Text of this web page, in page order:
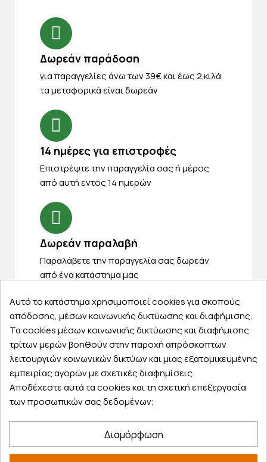
Δωρεάν παράδοση
για παραγγελίες άνω των 39€ και έως 2 κιλά
τα μεταφορικά είναι δωρεάν
14 ημέρες για επιστροφές
Eπιστρέψτε την παραγγελία σας ή μέρος
από αυτή εντός 14 ημερών
Δωρεάν παραλαβή
Παραλάβετε την παραγγελία σας δωρεάν
από ένα κατάστημα μας
Express αποστολές
Κάντε σήμερα την παραγγελία σας και
παραλάβετε αύριο στην πόρτα σας
Εξυπηρέτηση πελατών
Αυτό το κατάστημα χρησιμοποιεί cookies για σκοπούς
απόδοσης, μέσων κοινωνικής δικτύωσης και διαφήμισης.
Τα cookies μέσων κοινωνικής δικτύωσης και διαφήμισης
τρίτων μερών βοηθούν στην παροχή απρόσκοπτων
λειτουργιών κοινωνικών δικτύων και μιας εξατομικευμένης
εμπειρίας αγορών με σχετικές διαφημίσεις.
Αποδέχεστε αυτά τα cookies και τη σχετική επεξεργασία
των προσωπικών σας δεδομένων;
Διαμόρφωση